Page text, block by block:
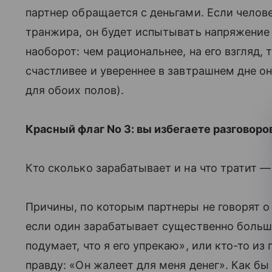
партнер обращается с деньгами. Если
транжира, он будет испытывать
наоборот: чем рациональнее, на его
счастливее и увереннее в завтрашнем дне
для обоих полов).
Красный флаг No 3: вы избегаете
Кто сколько зарабатывает и на что тратит
Причины, по которым партнеры не говорят
если один зарабатывает существенно
подумает, что я его упрекаю», или кто-то из
правду: «Он жалеет для меня денег». Как